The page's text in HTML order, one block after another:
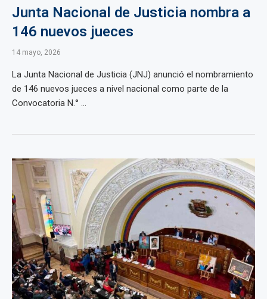
Junta Nacional de Justicia nombra a
146 nuevos jueces
14 mayo, 2026
La Junta Nacional de Justicia (JNJ) anunció el nombramiento
de 146 nuevos jueces a nivel nacional como parte de la
Convocatoria N.° ...